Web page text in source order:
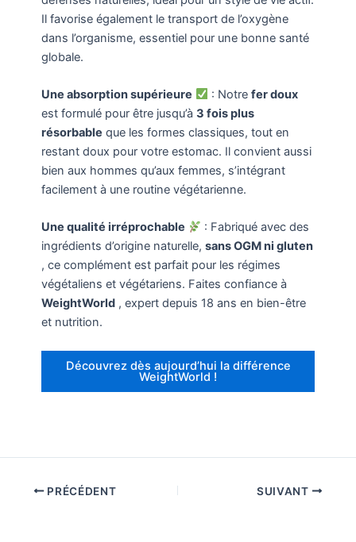
Il favorise également le transport de l’oxygène
dans l’organisme, essentiel pour une bonne santé
globale.
Une absorption supérieure : Notrefer doux
est formulé pour être jusqu’à 3 fois plus
résorbable que les formes classiques, tout en
restant doux pour votre estomac. Il convient aussi
bien aux hommes qu’aux femmes, s’intégrant
facilement à une routine végétarienne.
Une qualité irréprochable
: Fabriqué avec des
ingrédients d’origine naturelle, sans OGM ni gluten
, ce complément est parfait pour les régimes
végétaliens et végétariens. Faites confiance à
WeightWorld, expert depuis 18 ans en bien-être
et nutrition.
Découvrez dès aujourd’hui la différence
WeightWorld !
PRÉCÉDENT SUIVANT